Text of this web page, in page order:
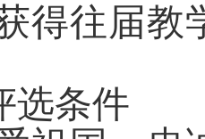
得往届教
选条件